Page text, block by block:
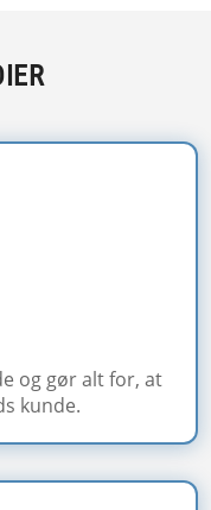
og gør alt for, at
kunde.